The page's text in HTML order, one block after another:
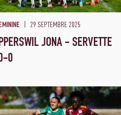
29 SEPTEMBRE 2025
JONA - SERVETTE
0